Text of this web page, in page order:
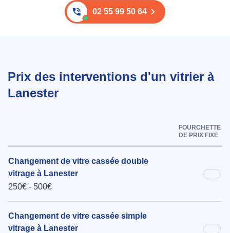
02 55 99 50 64
Prix des interventions d'un vitrier à
Lanester
FOURCHETTE
DE PRIX FIXE
Changement de vitre cassée double
vitrage à Lanester
250€ - 500€
Changement de vitre cassée simple
vitrage à Lanester